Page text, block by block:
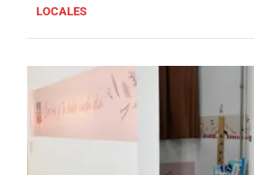
LOCALES